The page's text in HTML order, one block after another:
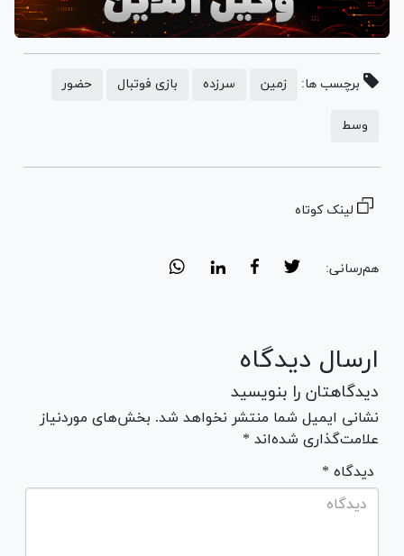
برچسب ها: زمین سرزده بازی فوتبال حضور
وسط
لینک کوتاه
هم‌رسانی:
ارسال دیدگاه
دیدگاهتان را بنویسید
نشانی ایمیل شما منتشر نخواهد شد. بخش‌های موردنیاز
علامت‌گذاری شده‌اند *
* دیدگاه